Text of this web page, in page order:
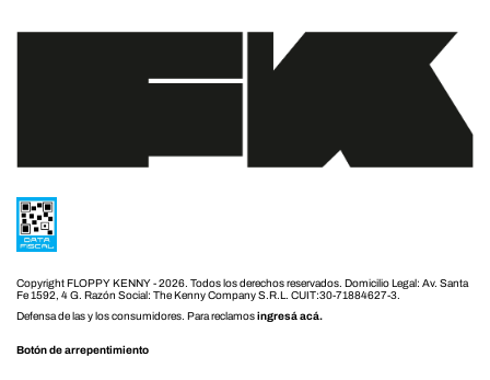
Copyright FLOPPY KENNY - 2026. Todos los derechos reservados.
Defensa de las y los consumidores. Para reclamosingresá acá.
Botón de arrepentimiento